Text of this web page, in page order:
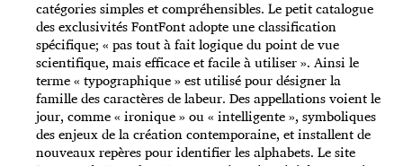
catégories simples et compréhensibles. Le petit catalogue
des exclusivités FontFont adopte une classification
spécifique; « pas tout à fait logique du point de vue
scientifique, mais efficace et facile à utiliser ». Ainsi le
terme « typographique » est utilisé pour désigner la
famille des caractères de labeur. Des appellations voient le
jour, comme « ironique » ou « intelligente », symboliques
des enjeux de la création contemporaine, et installent de
nouveaux repères pour identifier les alphabets. Le site